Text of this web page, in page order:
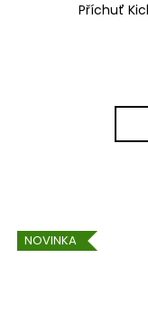
Příchuť
NOVINKA